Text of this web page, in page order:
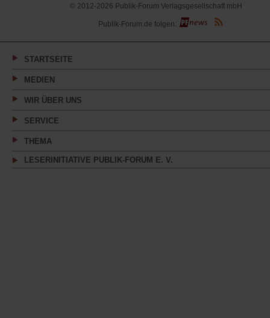
© 2012-2026 Publik-Forum Verlagsgesellschaft mbH
(Öffnet
in
neuen
Publik-Forum.de folgen:
STARTSEITE
MEDIEN
WIR ÜBER UNS
SERVICE
THEMA
LESERINITIATIVE PUBLIK-FORUM E. V.